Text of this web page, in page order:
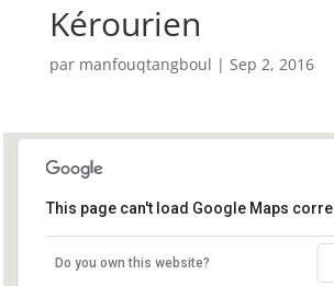
Kérourien
par manfouqtangboul | Sep 2, 2016
Kérourien
This page can't load Google Maps
Do you own this website?